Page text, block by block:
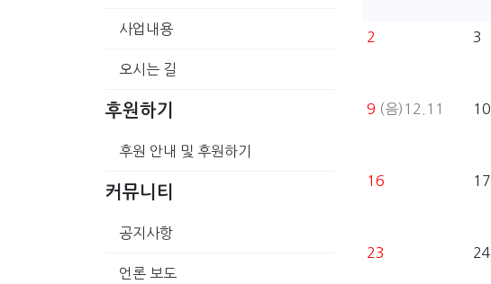
사업내용
오시는 길
후원하기
후원 안내 및 후원하기
커뮤니티
공지사항
언론 보도
2 3
9 (음)12.11 10
16 17
23 24